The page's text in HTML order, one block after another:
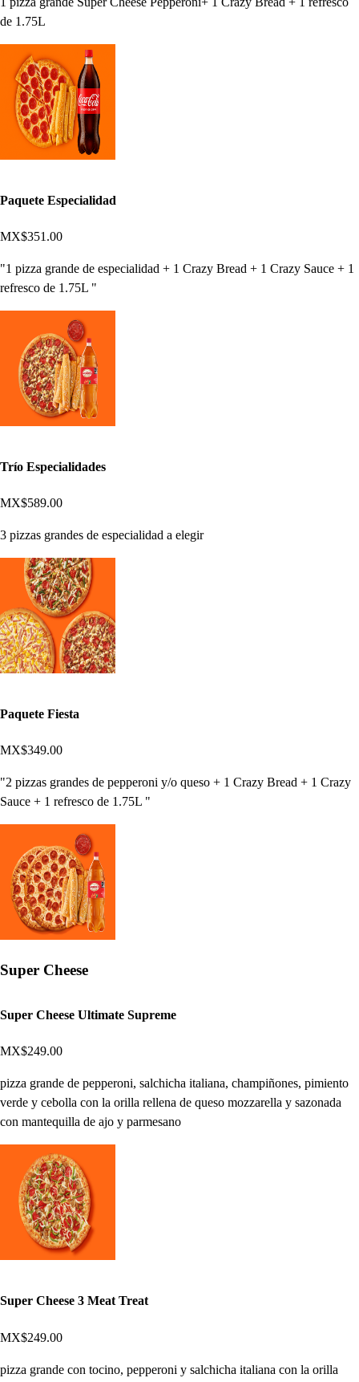
de 1.75L
Paquete Especialidad
MX$351.00
"1 pizza grande de especialidad + 1 Crazy Bread + 1 Crazy Sauce + 1
refresco de 1.75L "
Trío Especialidades
MX$589.00
3 pizzas grandes de especialidad a elegir
Paquete Fiesta
MX$349.00
"2 pizzas grandes de pepperoni y/o queso + 1 Crazy Bread + 1 Crazy
Sauce + 1 refresco de 1.75L "
Super Cheese
Super Cheese Ultimate Supreme
MX$249.00
pizza grande de pepperoni, salchicha italiana, champiñones, pimiento
verde y cebolla con la orilla rellena de queso mozzarella y sazonada
con mantequilla de ajo y parmesano
Super Cheese 3 Meat Treat
MX$249.00
pizza grande con tocino, pepperoni y salchicha italiana con la orilla